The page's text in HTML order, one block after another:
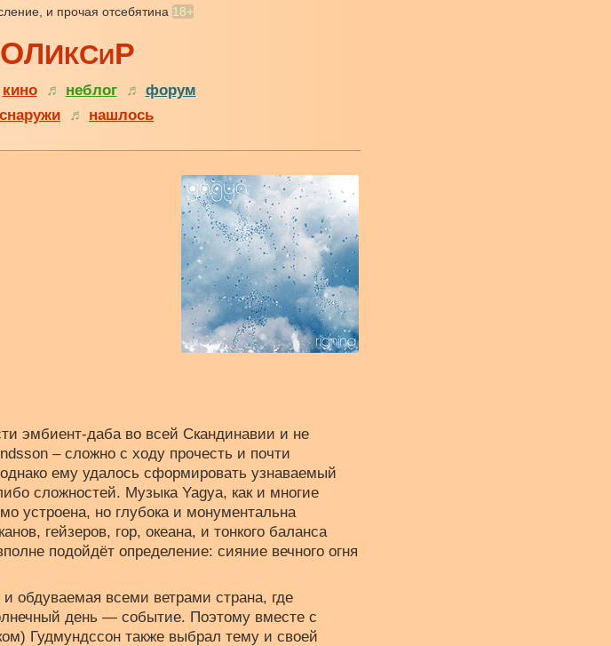
и прочая отсебятина 18+
ОЛИКСИР
кино ♬ неблог ♬ форум
снаружи ♬ нашлось
эмбиент-даба во всей Скандинавии и не
– сложно с ходу прочесть и почти
ему удалось сформировать узнаваемый
сложностей. Музыка Yagya, как и многие
устроена, но глубока и монументальна
гейзеров, гор, океана, и тонкого баланса
подойдёт определение: сияние вечного огня
обдуваемая всеми ветрами страна, где
день — событие. Поэтому вместе с
Гудмундссон также выбрал тему и своей